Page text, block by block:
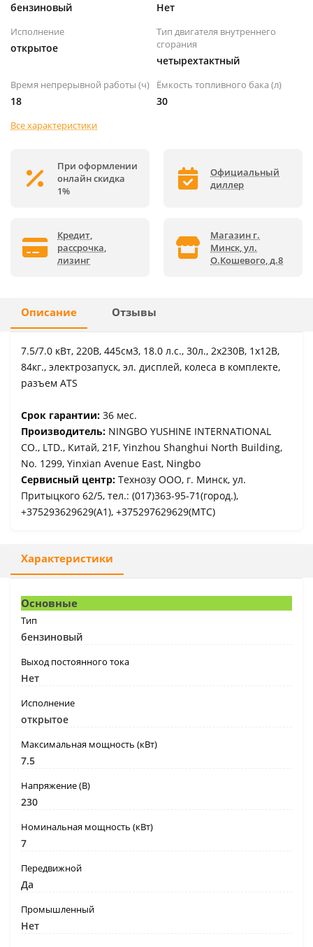
бензиновый Нет
Исполнение
открытое
Тип двигателя внутреннего
сгорания
четырехтактный
Время непрерывной работы (ч)
18
Ёмкость топливного бака (л)
30
Все характеристики
При оформлении
онлайн скидка
1%
Официальный
диллер
Кредит,
рассрочка,
лизинг
Магазин г.
Минск, ул.
О.Кошевого, д.8
Описание Отзывы
7.5/7.0 кВт, 220В, 445см3, 18.0 л.с., 30л., 2х230В, 1х12В,
84кг., электрозапуск, эл. дисплей, колеса в комплекте,
разъем ATS
Срок гарантии: 36 мес.
Производитель: NINGBO YUSHINE INTERNATIONAL
CO., LTD., Китай, 21F, Yinzhou Shanghui North Building,
No. 1299, Yinxian Avenue East, Ningbo
Сервисный центр: Технозу ООО, г. Минск, ул.
Притыцкого 62/5, тел.: (017)363-95-71(город.),
+375293629629(A1), +375297629629(МТС)
Характеристики
Основные
Тип
бензиновый
Выход постоянного тока
Нет
Исполнение
открытое
Максимальная мощность (кВт)
7.5
Напряжение (В)
230
Номинальная мощность (кВт)
7
Передвижной
Да
Промышленный
Нет